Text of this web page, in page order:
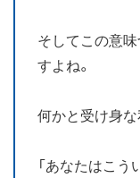
そしてこの意
すよね。
何かと受け身な
「あなたはこ